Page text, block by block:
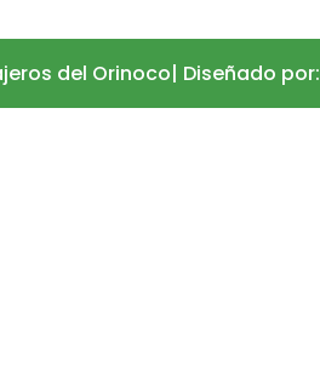
del Orinoco| Diseñado por: